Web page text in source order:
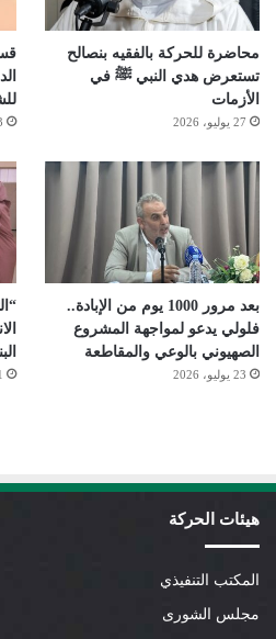
محاضرة للحركة بالفقيه بنصالح
تستعرض هدي النبي ﷺ في
الأزمات
27 يوليو، 2026
بعد مرور 1000 يوم من الإبادة..
فلولي يدعو لمواجهة المشروع
الصهيوني بالوعي والمقاطعة
23 يوليو، 2026
هيئات الحركة
المكتب التنفيذي
مجلس الشورى